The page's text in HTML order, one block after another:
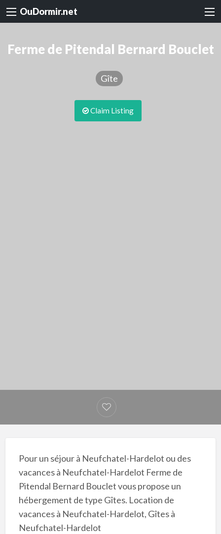
OuDormir.net
Ferme de Pitendal Bernard Bouclet
Gîte
Claim Listing
Pour un séjour à Neufchatel-Hardelot ou des
vacances à Neufchatel-Hardelot Ferme de
Pitendal Bernard Bouclet vous propose un
hébergement de type Gîtes. Location de
vacances à Neufchatel-Hardelot, Gîtes à
Neufchatel-Hardelot